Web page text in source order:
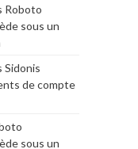
Roboto
sous un
Sidonis
de compte
sous un